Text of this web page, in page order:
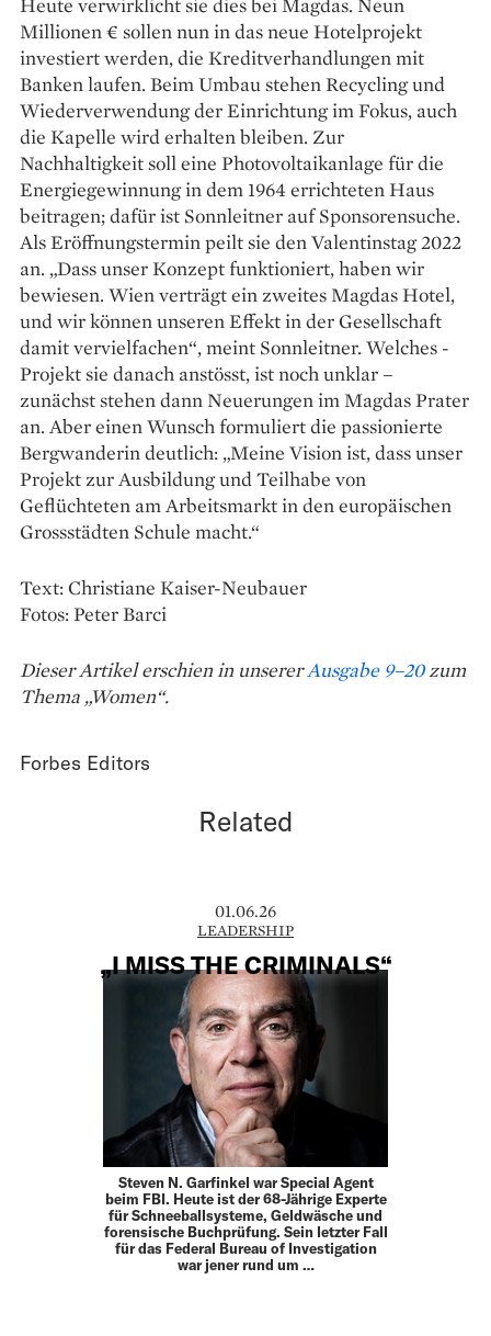
Heute verwirklicht sie dies bei Magdas. Neun
Millionen € sollen nun in das neue Hotelprojekt
investiert werden, die Kreditverhandlungen mit
Banken laufen. Beim Umbau stehen Recycling und
Wiederverwendung der Einrichtung im ­Fokus, auch
die Kapelle wird erhalten bleiben. Zur
Nachhaltigkeit soll eine ­Photovoltaikanlage für die
Energiegewinnung in dem 1964 errichteten Haus
beitragen; dafür ist Sonnleitner auf Sponsorensuche.
Als Eröffnungstermin peilt sie den Valentinstag 2022
an. „Dass unser Konzept funktioniert, haben wir
bewiesen. Wien verträgt ein zweites Magdas Hotel,
und wir können unseren Effekt in der Gesellschaft
damit vervielfachen“, meint Sonnleitner. Welches ­
Projekt sie danach anstösst, ist noch ­unklar –
zunächst stehen dann Neuerungen im Magdas Prater
an. Aber einen Wunsch formuliert die passionierte
Bergwanderin deutlich: „Meine Vision ist, dass unser
Projekt zur Ausbildung und Teilhabe von
Geflüchteten am Arbeitsmarkt in den europäischen
Grossstädten Schule macht.“
Text: Christiane Kaiser-Neubauer
Fotos: Peter Barci
Dieser Artikel erschien in unsererAusgabe 9–20zum
Thema „Women“.
Forbes Editors
Related
01.06.26
LEADERSHIP
„I MISS THE CRIMINALS“
Steven N. Garfinkel war Special Agent
beim FBI. Heute ist der 68-Jährige Experte
für Schneeballsysteme, Geldwäsche und
forensische Buchprüfung. Sein letzter Fall
für das Federal Bureau of Investigation
war jener rund um …